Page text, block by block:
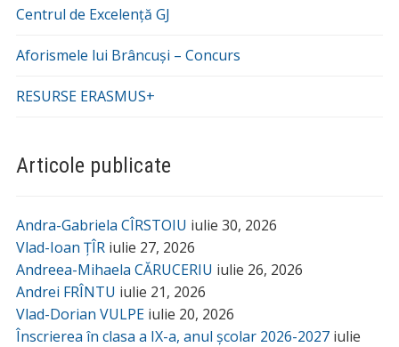
Centrul de Excelență GJ
Aforismele lui Brâncuși – Concurs
RESURSE ERASMUS+
Articole publicate
Andra-Gabriela CÎRSTOIU iulie 30, 2026
Vlad-Ioan ȚÎR iulie 27, 2026
Andreea-Mihaela CĂRUCERIU iulie 26, 2026
Andrei FRÎNTU iulie 21, 2026
Vlad-Dorian VULPE iulie 20, 2026
Înscrierea în clasa a IX-a, anul școlar 2026-2027 iulie